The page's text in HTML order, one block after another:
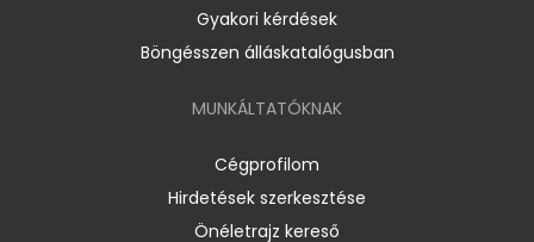
Gyakori kérdések
Böngésszen álláskatalógusban
MUNKÁLTATÓKNAK
Cégprofilom
Hirdetések szerkesztése
Önéletrajz kereső